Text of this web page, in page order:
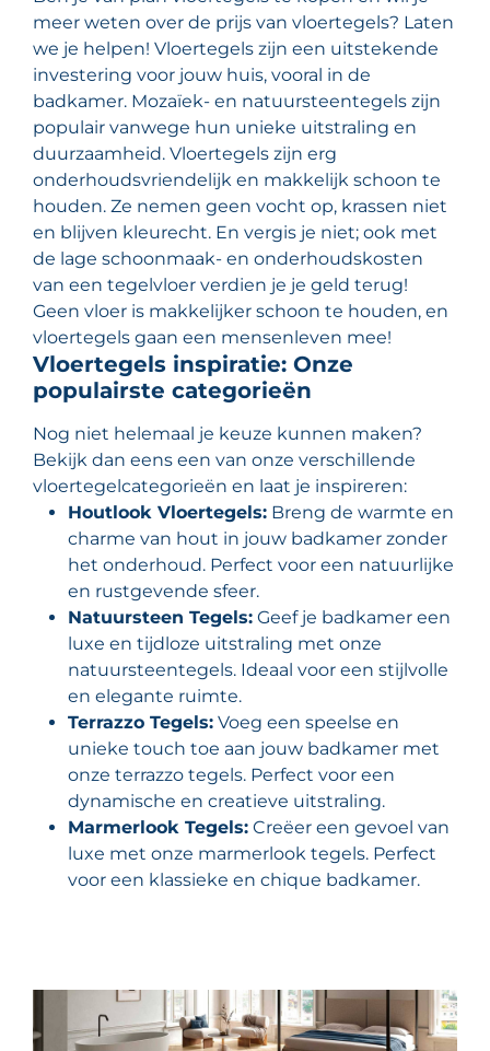
meer weten over de prijs van vloertegels? Laten
we je helpen! Vloertegels zijn een uitstekende
investering voor jouw huis, vooral in de
badkamer. Mozaïek- en natuursteentegels zijn
populair vanwege hun unieke uitstraling en
duurzaamheid. Vloertegels zijn erg
onderhoudsvriendelijk en makkelijk schoon te
houden. Ze nemen geen vocht op, krassen niet
en blijven kleurecht. En vergis je niet; ook met
de lage schoonmaak- en onderhoudskosten
van een tegelvloer verdien je je geld terug!
Geen vloer is makkelijker schoon te houden, en
vloertegels gaan een mensenleven mee!
Vloertegels inspiratie: Onze
populairste categorieën
Nog niet helemaal je keuze kunnen maken?
Bekijk dan eens een van onze verschillende
vloertegelcategorieën en laat je inspireren:
Houtlook Vloertegels: Breng de warmte en
charme van hout in jouw badkamer zonder
het onderhoud. Perfect voor een natuurlijke
en rustgevende sfeer.
Natuursteen Tegels: Geef je badkamer een
luxe en tijdloze uitstraling met onze
natuursteentegels. Ideaal voor een stijlvolle
en elegante ruimte.
Terrazzo Tegels: Voeg een speelse en
unieke touch toe aan jouw badkamer met
onze terrazzo tegels. Perfect voor een
dynamische en creatieve uitstraling.
Marmerlook Tegels: Creëer een gevoel van
luxe met onze marmerlook tegels. Perfect
voor een klassieke en chique badkamer.